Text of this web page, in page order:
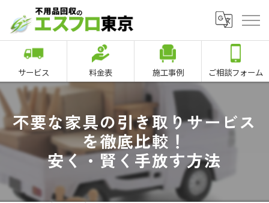
サービス 料金表 施工事例 ご相談フォーム
不要な家具の引き取りサービス
を徹底比較！
安く・賢く手放す方法